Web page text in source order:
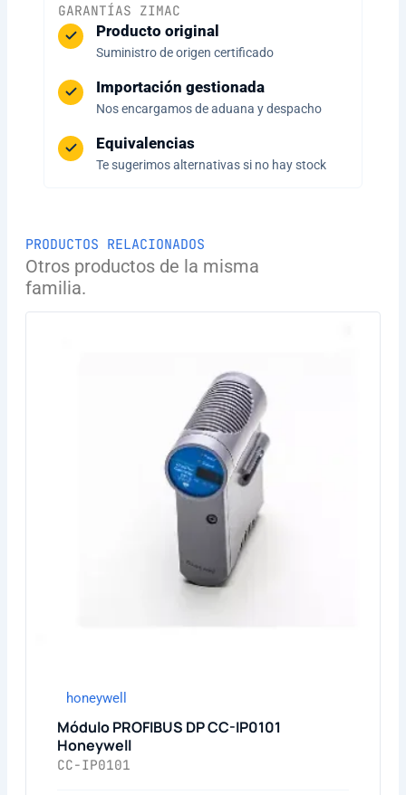
GARANTÍAS ZIMAC
Producto original
Suministro de origen certificado
Importación gestionada
Nos encargamos de aduana y despacho
Equivalencias
Te sugerimos alternativas si no hay stock
PRODUCTOS RELACIONADOS
Otros productos de la misma
familia.
honeywell
Módulo PROFIBUS DP CC-IP0101
Honeywell
CC-IP0101